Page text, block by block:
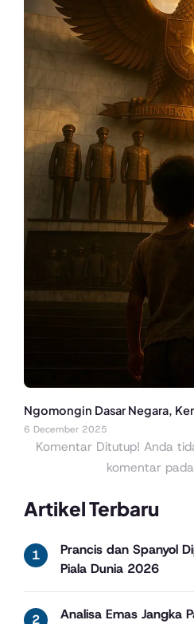
Artikel Terbaru
Prancis dan Spanyol
Piala Dunia 2026
Analisa Emas Jangka
Ngomongin Dasar Negara,
6 December 2025
Komentar Ditutup! Anda
komentar